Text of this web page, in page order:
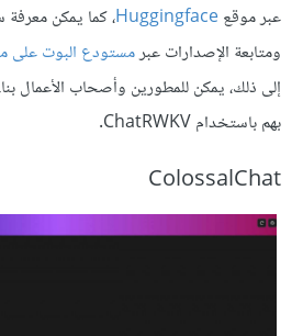
عبر موقعHuggingface، كما يمكن معرفة
ومتابعة الإصدارات عبرمستودع البوت
إلى ذلك، يمكن للمطورين وأصحاب الأعمال
بهم باستخدام ChatRWKV.
ColossalChat